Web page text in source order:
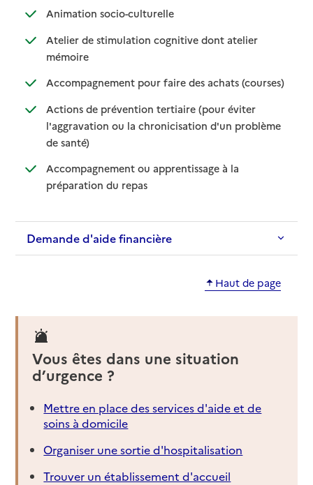
Animation socio-culturelle: disponible
: non disponible
Atelier de stimulation cognitive dont atelier
mémoire
: disponible
: non disponible
Accompagnement pour faire des achats (courses)
:
: non
Actions de prévention tertiaire (pour éviter
l'aggravation ou la chronicisation d'un problème
de santé): disponible
: non disponible
Accompagnement ou apprentissage à la
préparation du repas: disponible
: non disponible
Demande d'aide financière
Haut de page
Vous êtes dans une situation
d’urgence ?
Mettre en place des services d'aide et de
soins à domicile
Organiser une sortie d'hospitalisation
Trouver un établissement d'accueil